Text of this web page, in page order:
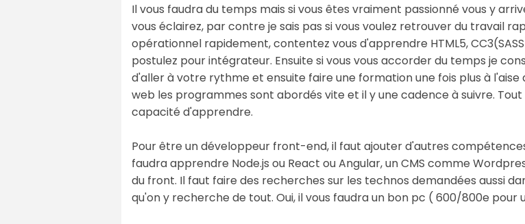
Il vous faudra du temps mais si vous êtes vraiment passionné vous y
vous éclairez, par contre je sais pas si vous voulez retrouver du travail
opérationnel rapidement, contentez vous d'apprendre HTML5,
postulez pour intégrateur. Ensuite si vous vous accorder du temps je
d'aller à votre rythme et ensuite faire une formation une fois plus à
web les programmes sont abordés vite et il y une cadence à suivre.
capacité d'apprendre.
Pour être un développeur front-end, il faut ajouter d'autres
faudra apprendre Node.js ou React ou Angular, un CMS comme
du front. Il faut faire des recherches sur les technos demandées aussi
qu'on y recherche de tout. Oui, il vous faudra un bon pc ( 600/800e pour